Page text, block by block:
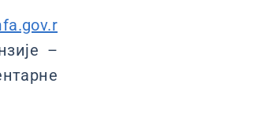
–